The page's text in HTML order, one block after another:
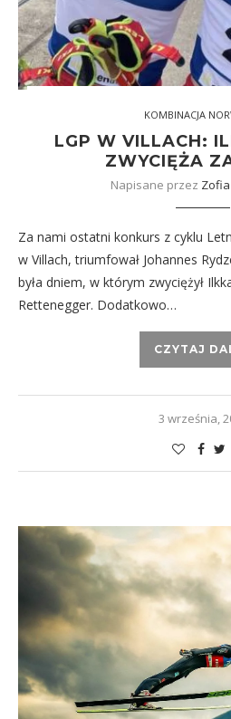
KOMBINACJA
LGP W VILLACH:
ZWYCIĘŻA
Napisane przez
Za nami ostatni konkurs z cyklu
w Villach, triumfował Johannes
była dniem, w którym zwyciężył
Rettenegger. Dodatkowo…
CZYTAJ
3 września,